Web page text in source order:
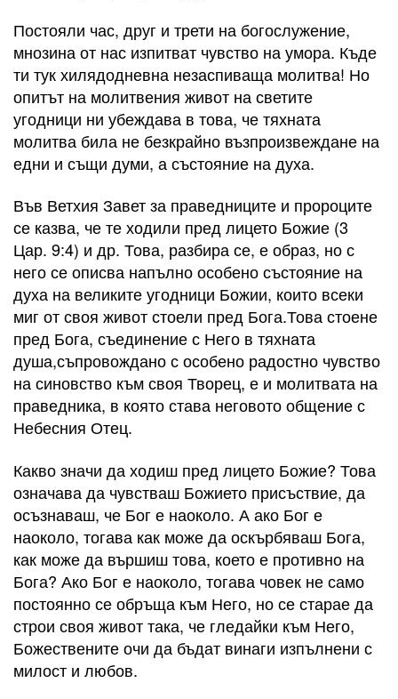
Постояли час, друг и трети на богослужение,
мнозина от нас изпитват чувство на умора. Къде
ти тук хилядодневна незаспиваща молитва! Но
опитът на молитвения живот на светите
угодници ни убеждава в това, че тяхната
молитва била не безкрайно възпроизвеждане на
едни и същи думи, а състояние на духа.
Във Ветхия Завет за праведниците и пророците
се казва, че те ходили пред лицето Божие (3
Цар. 9:4) и др. Това, разбира се, е образ, но с
него се описва напълно особено състояние на
духа на великите угодници Божии, които всеки
миг от своя живот стоели пред Бога.Това стоене
пред Бога, съединение с Него в тяхната
душа,съпровождано с особено радостно чувство
на синовство към своя Творец, е и молитвата на
праведника, в която става неговото общение с
Небесния Отец.
Какво значи да ходиш пред лицето Божие? Това
означава да чувстваш Божието присъствие, да
осъзнаваш, че Бог е наоколо. А ако Бог е
наоколо, тогава как може да оскърбяваш Бога,
как може да вършиш това, което е противно на
Бога? Ако Бог е наоколо, тогава човек не само
постоянно се обръща към Него, но се старае да
строи своя живот така, че гледайки към Него,
Божествените очи да бъдат винаги изпълнени с
милост и любов.